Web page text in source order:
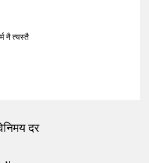
नै त्यस्तै
दर